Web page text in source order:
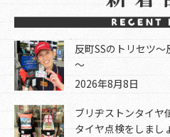
反町SSのトリセツ
～
2026年8月8日
ブリヂストンタイヤ
タイヤ点検をしまし